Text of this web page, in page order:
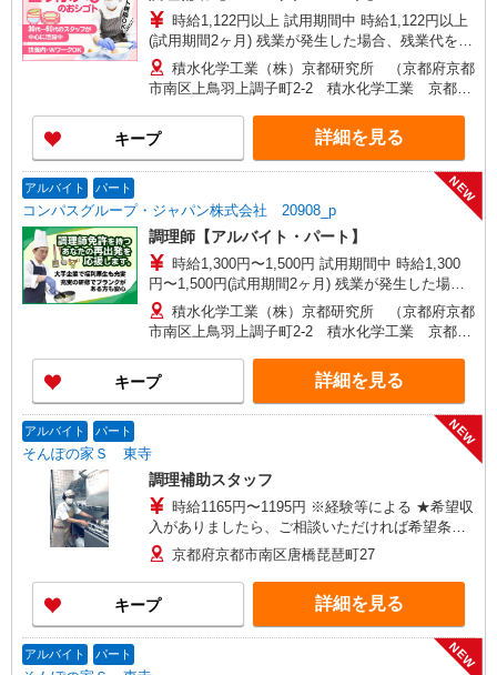
原野石作町256-1） ◆高齢者福祉施設 西七条
（京都府京都市下京区西七条八幡町29） ◆宇治病
院 （京都府宇治市五ケ庄芝ノ東54-2） 【大阪府】
◆特別養護老人ホーム ぐんげ今城の丘 （大阪府
高槻市郡家本町13-23） ◆住宅型有料老人ホー
【奈良県】 ◆奈良春日病院 （奈良県奈良市鹿野園
町1212-1）
時給1,122円以上 試用期間中 時給1,122円以上
(試用期間2ヶ月) 残業が発生した場合、残業代を1
分単位で別途支給します。
積水化学工業（株）京都研究所 （京都府京都
市南区上鳥羽上調子町2-2 積水化学工業 京都研
キープ 詳細を見る
アルバイト パート
コンパスグループ・ジャパン株式会社 20908_p
NEW
調理師【アルバイト・パート】
時給1,300円〜1,500円 試用期間中 時給1,300
円〜1,500円(試用期間2ヶ月) 残業が発生した場
合、残業代を1分単位で別途支給します。
積水化学工業（株）京都研究所 （京都府京都
市南区上鳥羽上調子町2-2 積水化学工業 京都研
キープ 詳細を見る
アルバイト パート
そんぽの家Ｓ 東寺
NEW
調理補助スタッフ
時給1165円〜1195円 ※経験等による ★希望収
入がありましたら、ご相談いただければ希望条件
に合うかの確認もいたします。 ★時間外手当別
途支給 ★上記金額は働きがい向上手当を含みま
す。 ★働きがい向上手当※26年6月改定（地域に
より異なる） 社会保険加入者は更に＋30円
京都府京都市南区唐橋琵琶町27
キープ 詳細を見る
アルバイト パート NEW